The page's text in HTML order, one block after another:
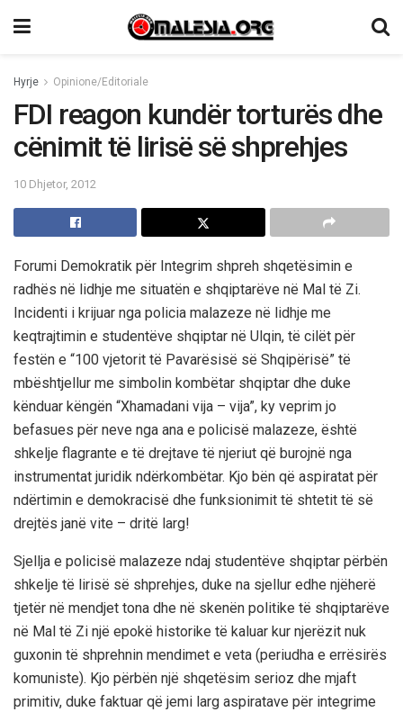
Hyrje Opinione/Editoriale
FDI reagon kundër torturës dhe
cënimit të lirisë së shprehjes
10 Dhjetor, 2012
Forumi Demokratik për Integrim shpreh shqetësimin e
radhës në lidhje me situatën e shqiptarëve në Mal të Zi.
Incidenti i krijuar nga policia malazeze në lidhje me
keqtrajtimin e studentëve shqiptar në Ulqin, të cilët për
festën e “100 vjetorit të Pavarësisë së Shqipërisë” të
mbështjellur me simbolin kombëtar shqiptar dhe duke
kënduar këngën “Xhamadani vija – vija”, ky veprim jo
befasues për neve nga ana e policisë malazeze, është
shkelje flagrante e të drejtave të njeriut që burojnë nga
instrumentat juridik ndërkombëtar. Kjo bën që aspiratat për
ndërtimin e demokracisë dhe funksionimit të shtetit të së
drejtës janë vite – dritë larg!
Sjellja e policisë malazeze ndaj studentëve shqiptar përbën
shkelje të lirisë së shprehjes, duke na sjellur edhe njëherë
tjetër në mendjet tona dhe në skenën politike të shqiptarëve
në Mal të Zi një epokë historike të kaluar kur njerëzit nuk
guxonin të shprehnin mendimet e veta (periudha e errësirës
komuniste). Kjo përbën një shqetësim serioz dhe mjaft
primitiv, duke faktuar që jemi larg aspiratave për integrime